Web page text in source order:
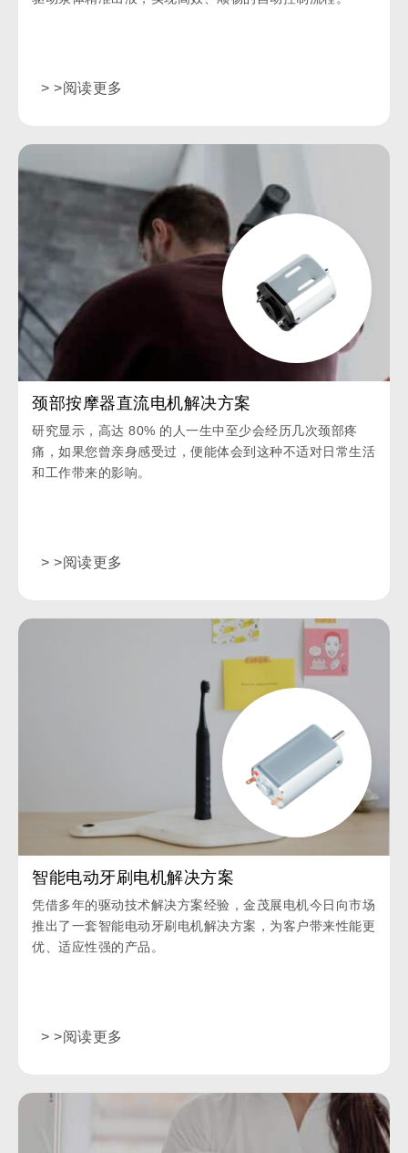
> >阅读更多
颈部按摩器直流电机解决方案
研究显示，高达 80% 的人一生中至少会经历几次颈部疼
痛，如果您曾亲身感受过，便能体会到这种不适对日常生活
和工作带来的影响。
> >阅读更多
智能电动牙刷电机解决方案
凭借多年的驱动技术解决方案经验，金茂展电机今日向市场
推出了一套智能电动牙刷电机解决方案，为客户带来性能更
优、适应性强的产品。
> >阅读更多